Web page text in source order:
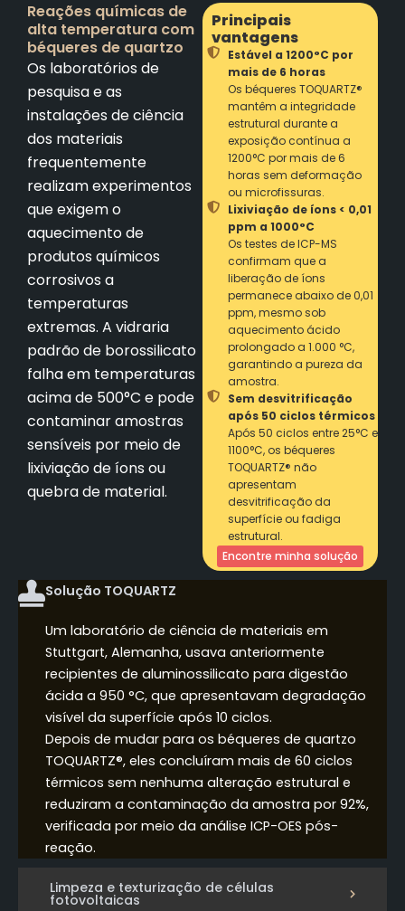
Limpeza e texturização de células
fotovoltaicas
Reações químicas de
alta temperatura com
béqueres de quartzo
Os laboratórios de
pesquisa e as
instalações de ciência
dos materiais
frequentemente
realizam experimentos
que exigem o
aquecimento de
produtos químicos
corrosivos a
temperaturas
extremas. A vidraria
padrão de borossilicato
falha em temperaturas
acima de 500°C e pode
contaminar amostras
sensíveis por meio de
lixiviação de íons ou
quebra de material.
Principais
vantagens
Estável a 1200°C por
mais de 6 horas
Os béqueres TOQUARTZ®
mantêm a integridade
estrutural durante a
exposição contínua a
1200°C por mais de 6
horas sem deformação
ou microfissuras.
Lixiviação de íons < 0,01
ppm a 1000°C
Os testes de ICP-MS
confirmam que a
liberação de íons
permanece abaixo de 0,01
ppm, mesmo sob
aquecimento ácido
prolongado a 1.000 °C,
garantindo a pureza da
amostra.
Sem desvitrificação
após 50 ciclos térmicos
Após 50 ciclos entre 25°C e
1100°C, os béqueres
TOQUARTZ® não
apresentam
desvitrificação da
superfície ou fadiga
estrutural.
Encontre minha solução
Solução TOQUARTZ
Um laboratório de ciência de materiais em
Stuttgart, Alemanha, usava anteriormente
recipientes de aluminossilicato para digestão
ácida a 950 °C, que apresentavam degradação
visível da superfície após 10 ciclos.
Depois de mudar para os béqueres de quartzo
TOQUARTZ®, eles concluíram mais de 60 ciclos
térmicos sem nenhuma alteração estrutural e
reduziram a contaminação da amostra por 92%,
verificada por meio da análise ICP-OES pós-
reação.